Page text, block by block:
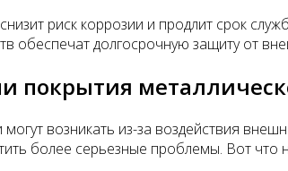
риск коррозии и продлит срок
обеспечат долгосрочную защиту от
покрытия
возникать из-за воздействия
более серьезные проблемы. Вот что